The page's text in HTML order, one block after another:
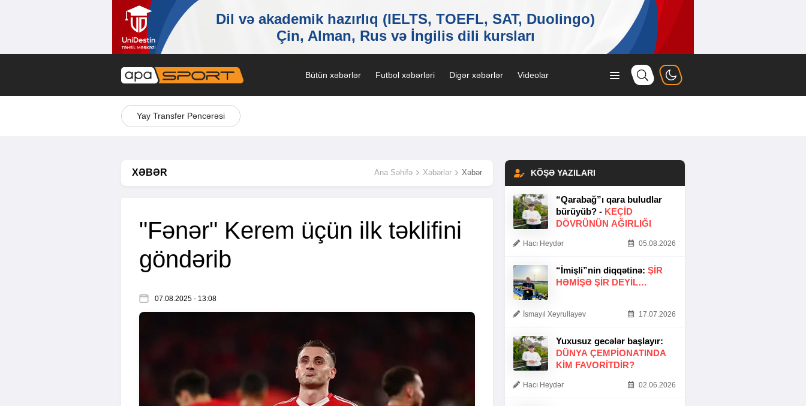
Bütün xəbərlər Futbol xəbərləri Digər xəbərlər Videolar
Yay Transfer Pəncərəsi
XƏBƏR Ana Səhifə Xəbərlər Xəbər
"Fənər" Kerem üçün ilk təklifini
göndərib
07.08.2025 - 13:08
KÖŞƏ YAZILARI
“Qarabağ”ı qara buludlar
bürüyüb? - KEÇID
DÖVRÜNÜN AĞIRLIĞI
Hacı Heydər 05.08.2026
“İmişli”nin diqqətinə: ŞIR
HƏMIŞƏ ŞIR DEYIL…
İsmayıl Xeyrullayev 17.07.2026
Yuxusuz gecələr başlayır:
DÜNYA ÇEMPIONATINDA
KIM FAVORITDIR?
Hacı Heydər 02.06.2026